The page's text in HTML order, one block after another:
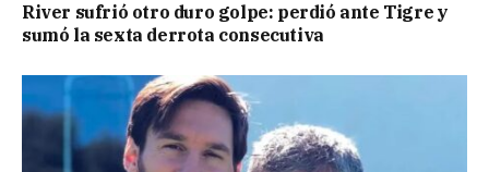
River sufrió otro duro golpe: perdió ante Tigre y
sumó la sexta derrota consecutiva